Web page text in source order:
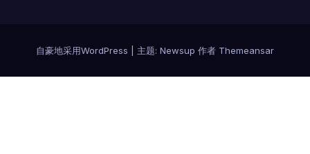
自豪地采用WordPress 主题: Newsup 作者 Themeansar